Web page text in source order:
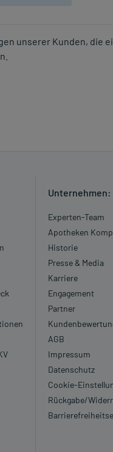
unserer Kunden, die
Unternehmen:
Experten-Team
Apotheken
Historie
Presse & Media
Karriere
Engagement
Partner
AGB
Impressum
Datenschutz
Cookie-
Rückgabe/